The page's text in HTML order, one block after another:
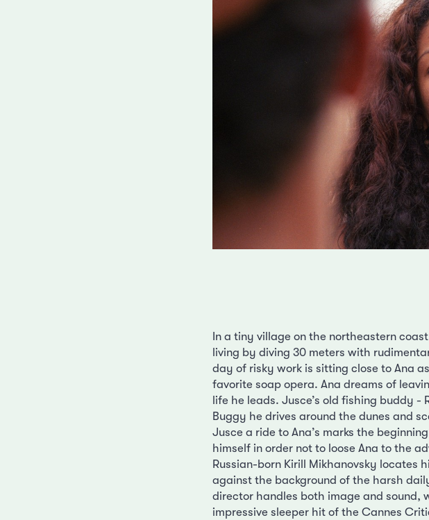
In a tiny village on the northeastern
living by diving 30 meters with
day of risky work is sitting close to Ana
favorite soap opera. Ana dreams of
life he leads. Jusce’s old fishing buddy
Buggy he drives around the dunes and
Jusce a ride to Ana’s marks the
himself in order not to loose Ana to the
Russian-born Kirill Mikhanovsky locates
against the background of the harsh
director handles both image and
impressive sleeper hit of the Cannes